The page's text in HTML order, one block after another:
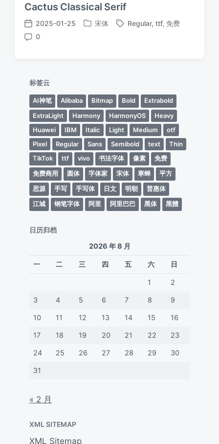
Cactus Classical Serif
发
布
2025-01-25
发
宋体
标
Regular, ttf, 免费
评
0
标签云
AI神笔 Alibaba Bitmap Bold
Extrabold
ExtraLight
Harmony HarmonyOS
Heavy
Huawei
IBM Italic Light Medium
otf
Pixel
Regular Sans Semibold text
Thin
TikTok
ttf vivo 书法字体 像素
免费
免费商用
圆体 字体家 宋体 寒蝉
平方
思源
手写 手写体 日文 明朝
普惠体
江城
钢笔字体 阿里 阿里巴巴 黑体 黑體
日历归档
2026 年 8 月
一 二 三 四 五 六 日
1 2
3 4 5 6 7 8 9
10 11 12 13 14 15 16
17 18 19 20 21 22 23
24 25 26 27 28 29 30
31
« 2 月
XML SITEMAP
XML Sitemap